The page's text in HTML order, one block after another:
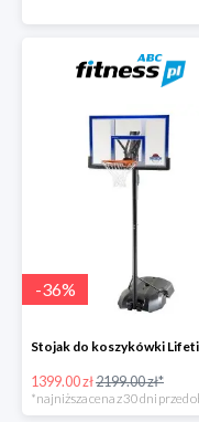
-36%
1399.00 zł2199.00 zł*